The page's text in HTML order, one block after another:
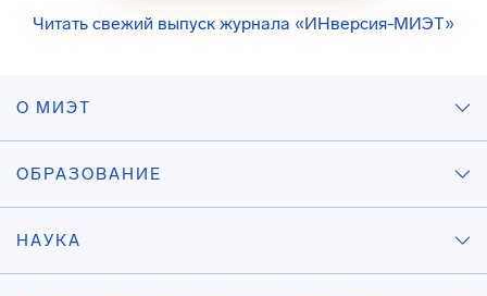
Читать свежий выпуск журнала «ИНверсия-МИЭТ»
О МИЭТ
ОБРАЗОВАНИЕ
НАУКА